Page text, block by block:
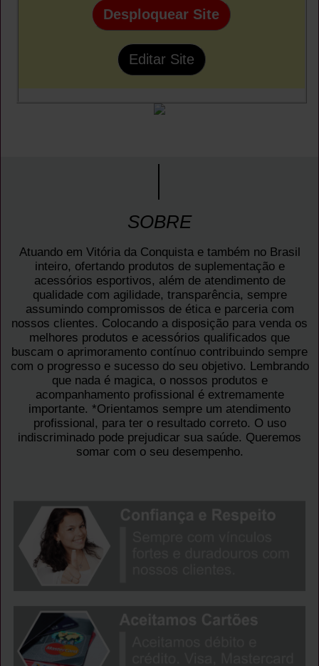
Desploquear Site
Editar Site
SOBRE
Atuando em Vitória da Conquista e também no Brasil
inteiro, ofertando produtos de suplementação e
acessórios esportivos, além de atendimento de
qualidade com agilidade, transparência, sempre
assumindo compromissos de ética e parceria com
nossos clientes. Colocando a disposição para venda os
melhores produtos e acessórios qualificados que
buscam o aprimoramento contínuo contribuindo sempre
com o progresso e sucesso do seu objetivo. Lembrando
que nada é magica, o nossos produtos e
acompanhamento profissional é extremamente
importante. *Orientamos sempre um atendimento
profissional, para ter o resultado correto. O uso
indiscriminado pode prejudicar sua saúde. Queremos
somar com o seu desempenho.